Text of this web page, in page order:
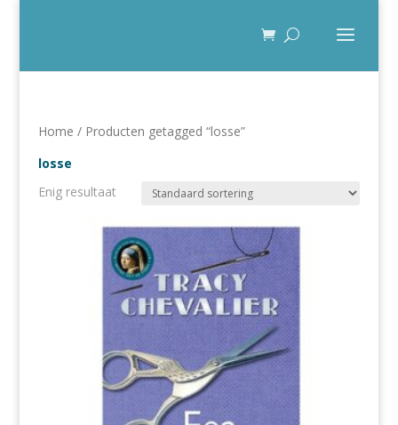
Home / Producten getagged “losse”
losse
Enig resultaat